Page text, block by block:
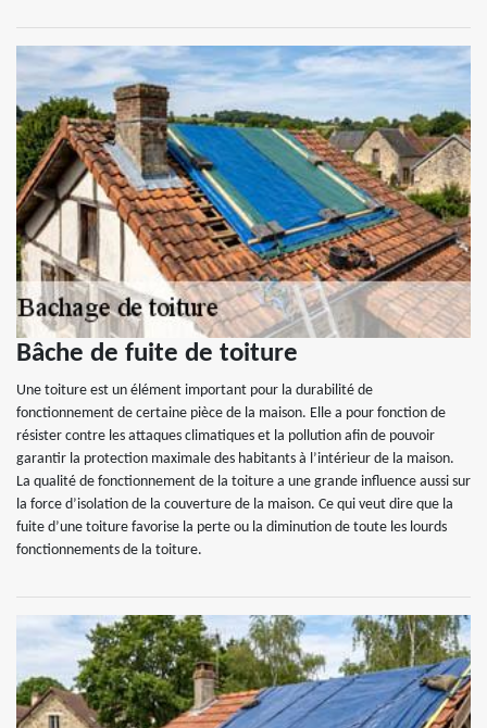
Bâche de fuite de toiture
Une toiture est un élément important pour la durabilité de
fonctionnement de certaine pièce de la maison. Elle a pour fonction de
résister contre les attaques climatiques et la pollution afin de pouvoir
garantir la protection maximale des habitants à l’intérieur de la maison.
La qualité de fonctionnement de la toiture a une grande influence aussi sur
la force d’isolation de la couverture de la maison. Ce qui veut dire que la
fuite d’une toiture favorise la perte ou la diminution de toute les lourds
fonctionnements de la toiture.